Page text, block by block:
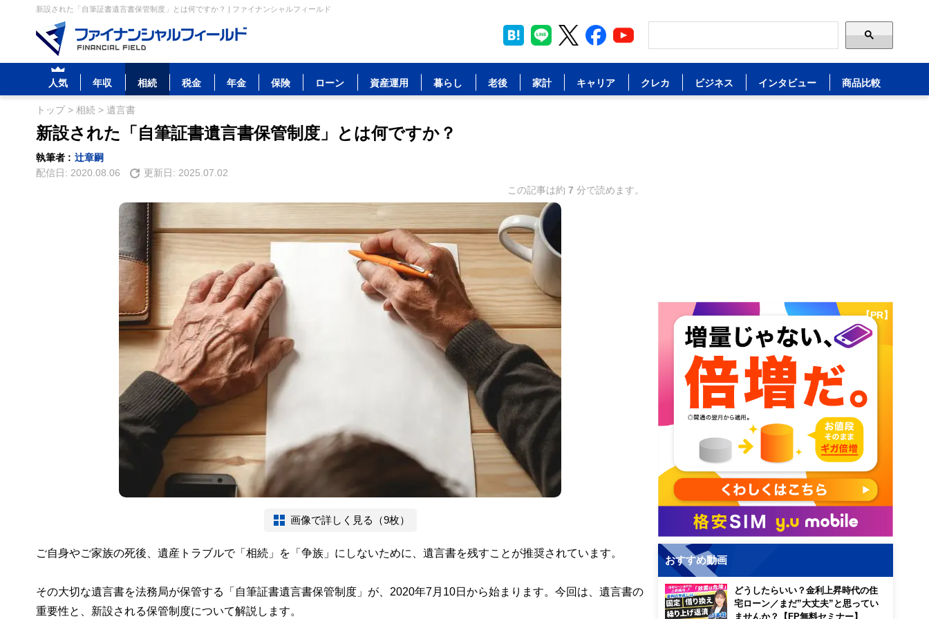
新設された「自筆証書遺言書保管制度」とは何ですか？ | ファイナンシャルフィールド
人気 年収 相続 税金 年金 保険 ローン 資産運用 暮らし 老後 家計 キャリア クレカ ビジネス インタビュー 商品比較
トップ> 相続 > 遺言書
新設された「自筆証書遺言書保管制度」とは何ですか？
執筆者 : 辻章嗣
配信日: 2020.08.06 更新日: 2025.07.02
この記事は約 7 分で読めます。
画像で詳しく見る（9枚）
ご自身やご家族の死後、遺産トラブルで「相続」を「争族」にしないために、遺言書を残すことが推奨されています。
その大切な遺言書を法務局が保管する「自筆証書遺言書保管制度」が、2020年7月10日から始まります。今回は、遺言書の
重要性と、新設される保管制度について解説します。
【PR】
おすすめ動画
どうしたらいい？金利上昇時代の住
宅ローン／まだ”大丈夫”と思ってい
ませんか？【FP無料セミナー】